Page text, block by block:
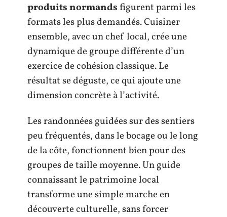
produits normandsfigurent parmi les
formats les plus demandés. Cuisiner
ensemble, avec un chef local, crée une
dynamique de groupe différente d’un
exercice de cohésion classique. Le
résultat se déguste, ce qui ajoute une
dimension concrète à l’activité.
Les randonnées guidées sur des sentiers
peu fréquentés, dans le bocage ou le long
de la côte, fonctionnent bien pour des
groupes de taille moyenne. Un guide
connaissant le patrimoine local
transforme une simple marche en
découverte culturelle, sans forcer